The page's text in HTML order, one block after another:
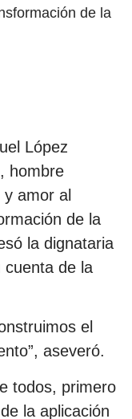
de la
López
hombre
amor al
de la
la dignataria
cuenta de la
el
aseveró.
todos, primero
la aplicación